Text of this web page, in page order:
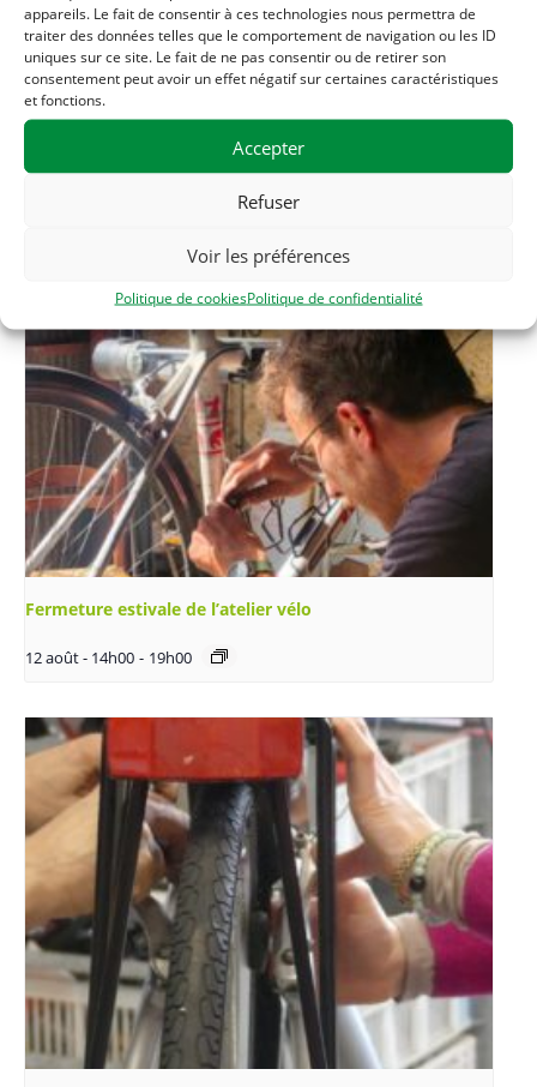
appareils. Le fait de consentir à ces technologies nous permettra de
traiter des données telles que le comportement de navigation ou les ID
uniques sur ce site. Le fait de ne pas consentir ou de retirer son
consentement peut avoir un effet négatif sur certaines caractéristiques
et fonctions.
Accepter
Refuser
Voir les préférences
Politique de cookiesPolitique de confidentialité
Téléphone
06 33 56 20 56
Related Évènements
Fermeture estivale de l’atelier vélo
12 août - 14h00 - 19h00